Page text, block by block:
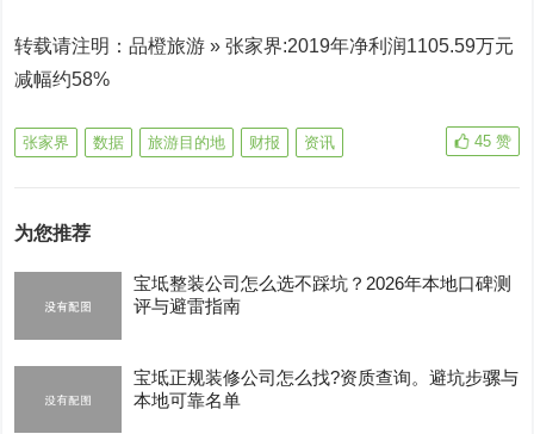
转载请注明：品橙旅游 » 张家界:2019年净利润1105.59万元
减幅约58%
张家界 数据 旅游目的地 财报 资讯 45 赞
为您推荐
宝坻整装公司怎么选不踩坑？2026年本地口碑测
评与避雷指南
宝坻正规装修公司怎么找?资质查询。避坑步骡与
本地可靠名单